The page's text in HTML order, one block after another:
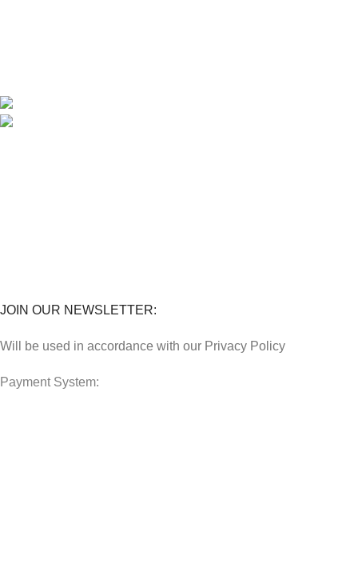
JOIN OUR NEWSLETTER:
Will be used in accordance with our Privacy Policy
Payment System: